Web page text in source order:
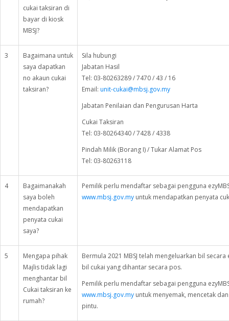
cukai taksiran di
bayar di kiosk
MBSJ?
3
Bagaimana untuk
saya dapatkan
no akaun cukai
taksiran?
Sila hubungi
Jabatan Hasil
Tel: 03-80263289 / 7470 / 43 / 16
Email: unit-cukai@mbsj.gov.my
Jabatan Penilaian dan Pengurusan Harta
Cukai Taksiran
Tel: 03-80264340 / 7428 / 4338
Pindah Milik (Borang I) / Tukar Alamat Pos
Tel: 03-80263118
4
Bagaimanakah
saya boleh
mendapatkan
penyata cukai
saya?
Pemilik perlu mendaftar sebagai pengguna
www.mbsj.gov.my untuk mendapatkan penyata
5
Mengapa pihak
Majlis tidak lagi
menghantar bil
Cukai taksiran ke
rumah?
Bermula 2021 MBSJ telah mengeluarkan bil
bil cukai yang dihantar secara pos.
Pemilik perlu mendaftar sebagai pengguna
www.mbsj.gov.my untuk menyemak, mencetak
pintu.